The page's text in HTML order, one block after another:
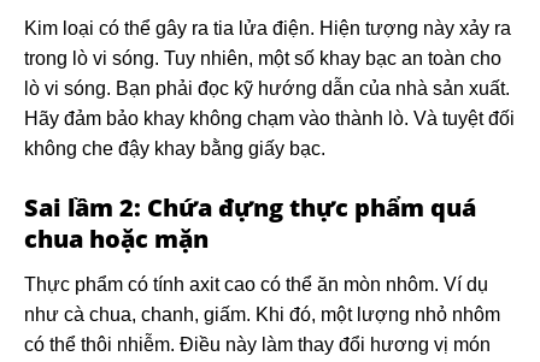
Kim loại có thể gây ra tia lửa điện. Hiện tượng này xảy ra
trong lò vi sóng. Tuy nhiên, một số khay bạc an toàn cho
lò vi sóng. Bạn phải đọc kỹ hướng dẫn của nhà sản xuất.
Hãy đảm bảo khay không chạm vào thành lò. Và tuyệt đối
không che đậy khay bằng giấy bạc.
Sai lầm 2: Chứa đựng thực phẩm quá
chua hoặc mặn
Thực phẩm có tính axit cao có thể ăn mòn nhôm. Ví dụ
như cà chua, chanh, giấm. Khi đó, một lượng nhỏ nhôm
có thể thôi nhiễm. Điều này làm thay đổi hương vị món